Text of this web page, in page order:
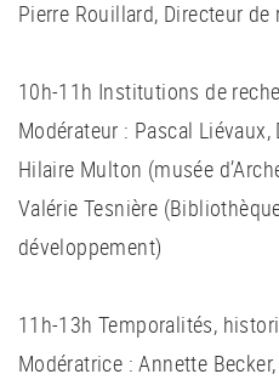
Pierre Rouillard, Directeur de
10h-11h Institutions de
Modérateur : Pascal
Hilaire Multon (musée
Valérie Tesnière
développement)
11h-13h Temporalités,
Modératrice : Annette